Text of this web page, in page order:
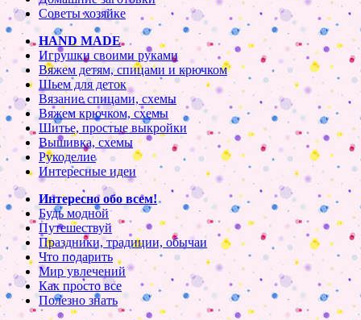
Советы хозяйке
HAND MADE
Игрушки своими руками
Вяжем детям, спицами и крючком
Шьем для деток
Вязание спицами, схемы
Вяжем крючком, схемы
Шитье, простые выкройки
Вышивка, схемы
Рукоделие
Интересные идеи
Интересно обо всем!
Будь модной
Путешествуй
Праздники, традиции, обычаи
Что подарить
Мир увлечений
Как просто все
Полезно знать